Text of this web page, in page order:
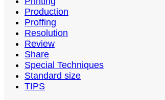
Production
Proffing
Resolution
Review
Share
Special Techniques
Standard size
TIPS